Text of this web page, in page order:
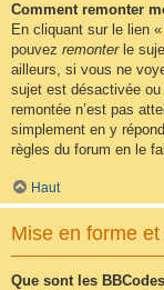
Comment remonter
En cliquant sur le lien
pouvez remonterle
ailleurs, si vous ne
sujet est désactivée ou
remontée n’est pas
simplement en y
règles du forum en le
Haut
Mise en forme
Que sont les